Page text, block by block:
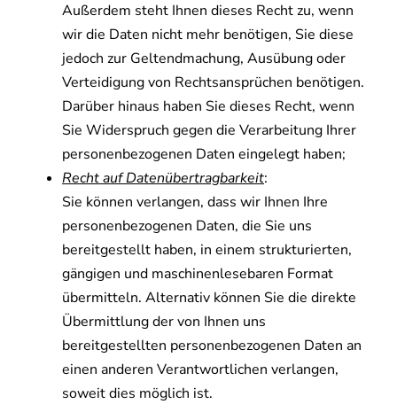
Außerdem steht Ihnen dieses Recht zu, wenn
wir die Daten nicht mehr benötigen, Sie diese
jedoch zur Geltendmachung, Ausübung oder
Verteidigung von Rechtsansprüchen benötigen.
Darüber hinaus haben Sie dieses Recht, wenn
Sie Widerspruch gegen die Verarbeitung Ihrer
personenbezogenen Daten eingelegt haben;
Recht auf Datenübertragbarkeit:
Sie können verlangen, dass wir Ihnen Ihre
personenbezogenen Daten, die Sie uns
bereitgestellt haben, in einem strukturierten,
gängigen und maschinenlesebaren Format
übermitteln. Alternativ können Sie die direkte
Übermittlung der von Ihnen uns
bereitgestellten personenbezogenen Daten an
einen anderen Verantwortlichen verlangen,
soweit dies möglich ist.